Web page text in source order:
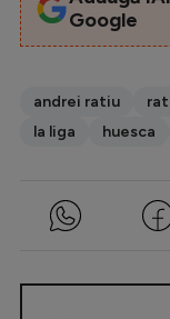
Google
andrei ratiu
la liga
huesca